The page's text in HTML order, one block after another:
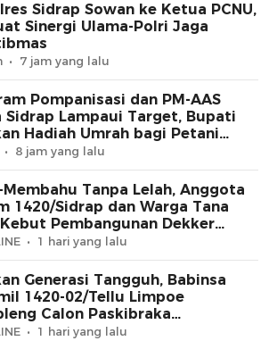
Sidrap Sowan ke Ketua PCNU,
Sinergi Ulama-Polri Jaga
7 jam yang lalu
Pompanisasi dan PM-AAS
Sidrap Lampaui Target, Bupati
Hadiah Umrah bagi Petani
8 jam yang lalu
Membahu Tanpa Lelah, Anggota
1420/Sidrap dan Warga Tana
Pembangunan Dekker
Beton
1 hari yang lalu
Generasi Tangguh, Babinsa
1420-02/Tellu Limpoe
Calon Paskibraka
1 hari yang lalu